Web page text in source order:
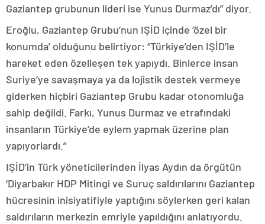
Gaziantep grubunun lideri ise Yunus Durmaz’dı” diyor.
Eroğlu, Gaziantep Grubu’nun IŞİD içinde ‘özel bir
konumda’ olduğunu belirtiyor: “Türkiye’den IŞİD’le
hareket eden özelleşen tek yapıydı. Binlerce insan
Suriye’ye savaşmaya ya da lojistik destek vermeye
giderken hiçbiri Gaziantep Grubu kadar otonomluğa
sahip değildi. Farkı, Yunus Durmaz ve etrafındaki
insanların Türkiye’de eylem yapmak üzerine plan
yapıyorlardı.”
IŞİD’in Türk yöneticilerinden İlyas Aydın da örgütün
‘Diyarbakır HDP Mitingi ve Suruç saldırılarını Gaziantep
hücresinin inisiyatifiyle yaptığını söylerken geri kalan
saldırıların merkezin emriyle yapıldığını anlatıyordu.